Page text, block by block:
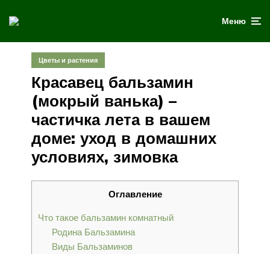
Меню
Цветы и растения
Красавец бальзамин
(мокрый ванька) –
частичка лета в вашем
доме: уход в домашних
условиях, зимовка
Оглавление
Что такое бальзамин комнатный
Родина Бальзамина
Виды Бальзаминов